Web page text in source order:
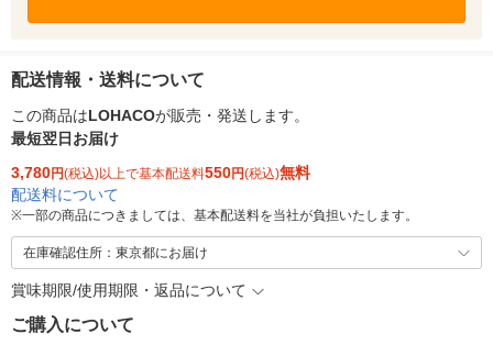
配送情報・送料について
この商品はLOHACOが販売・発送します。
最短翌日お届け
3,780円(税込)以上で基本配送料550円(税込)無料
配送料について
※一部の商品につきましては、基本配送料を当社が負担いたします。
在庫確認住所：東京都にお届け
賞味期限/使用期限・返品について
ご購入について